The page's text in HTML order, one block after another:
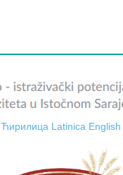
Ћирилица Latinica English